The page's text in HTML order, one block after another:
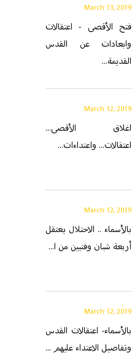
March 13, 2019
فتح الأقصى - اعتقالات
وابعادات عن القدس
القديمة...
March 12, 2019
اغلاق الأقصى...
اعتقالات... واعتداءات...
March 12, 2019
بالأسماء .. الاحتلال يعتقل
أربعة شبان وفتيين من ا...
March 12, 2019
بالأسماء- اعتقالات القدس
وتفاصيل الاعتداء عليهم ...